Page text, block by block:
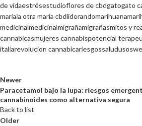
de vidaestrésestudioflores de cbdgatogato
mariala otra maria cbdliderandomarihuana
medicinalmedicinalmigrañamigrañasmitos y
cannabicasmujeres cannabispotencial
italiarevolucion cannabicariesgossaludusos
Newer
Paracetamol bajo la lupa: riesgos
cannabinoides como alternativa segura
Back to list
Older